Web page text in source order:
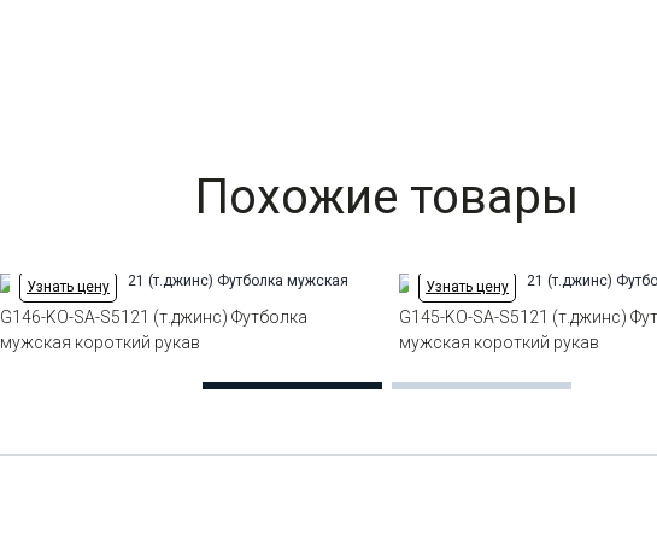
Похожие товары
Узнать цену
G146-KO-SA-S5121 (т.джинс) Футболка
мужская короткий рукав
Узнать цену
G145-KO-SA-S5121 (т.джинс)
мужская короткий рукав